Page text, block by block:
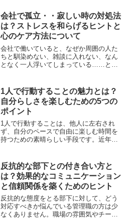
会社で孤立・・寂しい時の対処法
は？ストレスを和らげるヒントと
心のケア方法について
会社で働いていると、なぜか周囲の人た
ちと馴染めない、雑談に入れない、なん
となく一人浮いてしまっている……とい
立してしまうのはとても寂しいことです
よね。誰にも相談できずに悩...
1人で行動することの魅力とは？
自分らしさを楽しむための5つの
ポイント
1人で行動することは、他人に左右され
ず、自分のペースで自由に楽しむ時間を
持つための素晴らしい手段です。近年、
ります。この記事では、1人で行動するこ
との魅力とその効果...
反抗的な部下との付き合い方と
は？効果的なコミュニケーション
と信頼関係を築くためのヒント
反抗的な態度をとる部下に対して、どう
対応すべきか悩んでいる管理職の方は少
なくありません。職場の雰囲気やチーム